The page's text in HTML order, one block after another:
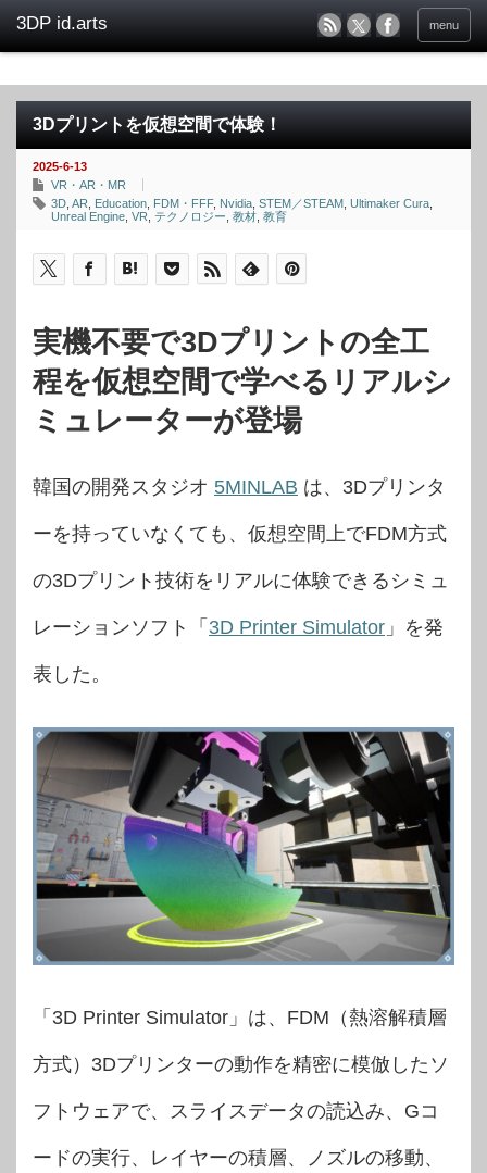
menu
3Dプリントを仮想空間で体験！
2025-6-13
VR・AR・MR
3D AR Education FDM・FFF, Nvidia STEM／STEAM Ultimaker Cura
Unreal Engine VR テクノロジー 教材 教育
実機不要で3Dプリントの全工
程を仮想空間で学べるリアルシ
ミュレーターが登場
韓国の開発スタジオ 5MINLAB は、3Dプリンタ
ーを持っていなくても、仮想空間上でFDM方式
の3Dプリント技術をリアルに体験できるシミュ
レーションソフト「 3D Printer Simulator 」を発
表した。
「3D Printer Simulator」は、FDM（熱溶解積層
方式）3Dプリンターの動作を精密に模倣したソ
フトウェアで、スライスデータの読込み、Gコ
ードの実行、レイヤーの積層、ノズルの移動、